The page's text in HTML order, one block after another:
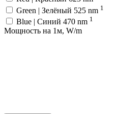
Green | Зелёный 525 nm 1
Blue | Синий 470 nm 1
Мощность на 1м, W/m